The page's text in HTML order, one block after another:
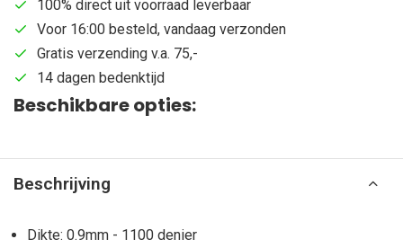
100% direct uit voorraad leverbaar
Voor 16:00 besteld, vandaag verzonden
Gratis verzending v.a. 75,-
14 dagen bedenktijd
Beschikbare opties:
Beschrijving
Dikte: 0.9mm - 1100 denier